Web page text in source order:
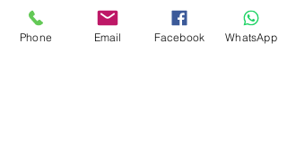
Phone Email Facebook WhatsApp